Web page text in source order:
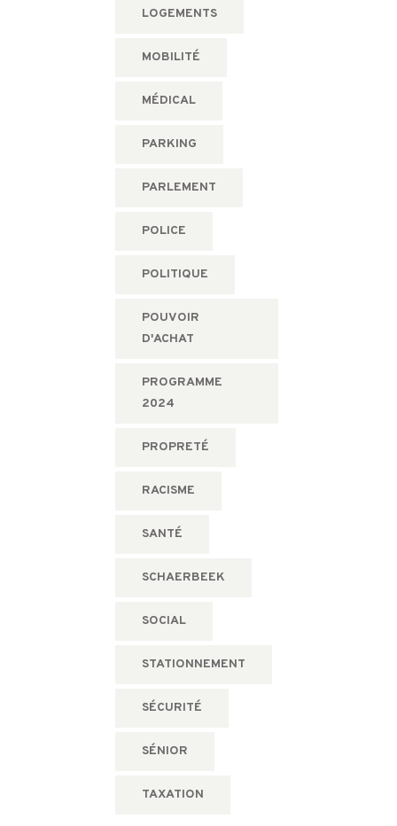
LOGEMENTS
MOBILITÉ
MÉDICAL
PARKING
PARLEMENT
POLICE
POLITIQUE
POUVOIR
D'ACHAT
PROGRAMME
2024
PROPRETÉ
RACISME
SANTÉ
SCHAERBEEK
SOCIAL
STATIONNEMENT
SÉCURITÉ
SÉNIOR
TAXATION